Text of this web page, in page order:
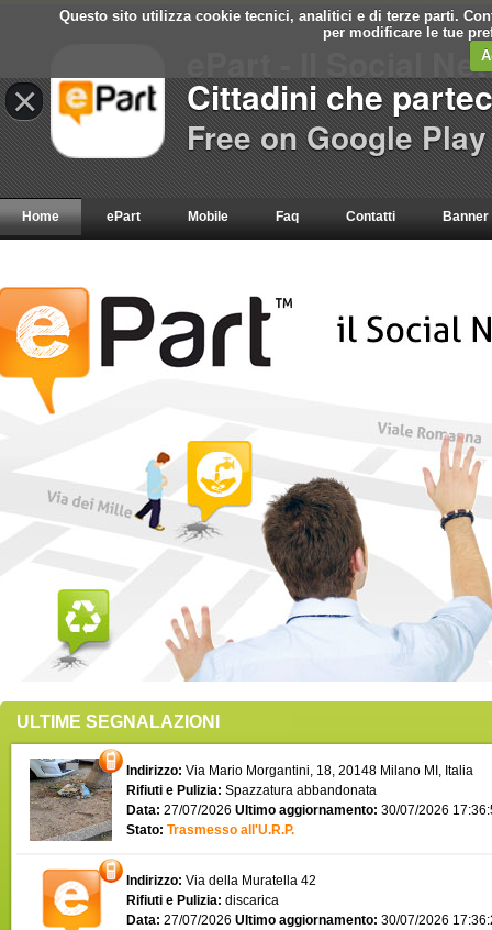
Questo sito utilizza cookie tecnici, analitici e di terze parti.
per modificare le tue
Home ePart Mobile Faq Contatti Banner
ULTIME SEGNALAZIONI
Indirizzo: Via Mario Morgantini, 18, 20148 Milano MI, Italia
Rifiuti e Pulizia: Spazzatura abbandonata
Data: 27/07/2026 Ultimo aggiornamento: 30/07/2026
Stato: Trasmesso all'U.R.P.
Indirizzo: Via della Muratella 42
Rifiuti e Pulizia: discarica
Data: 27/07/2026 Ultimo aggiornamento: 30/07/2026
×
ePart - Il Social
Cittadini che
Free on Google Play